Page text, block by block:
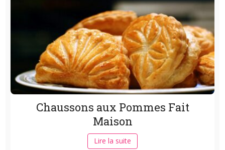
Chaussons aux Pommes Fait
Maison
Lire la suite